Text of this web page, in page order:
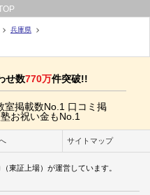
兵庫県
せ数770万件突破!!
サイトマップ
東証上場）が運営しています。